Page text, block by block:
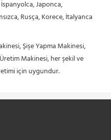
Rusça, Korece, İtalyanca
Makinesi, her şekil ve
için uygundur.